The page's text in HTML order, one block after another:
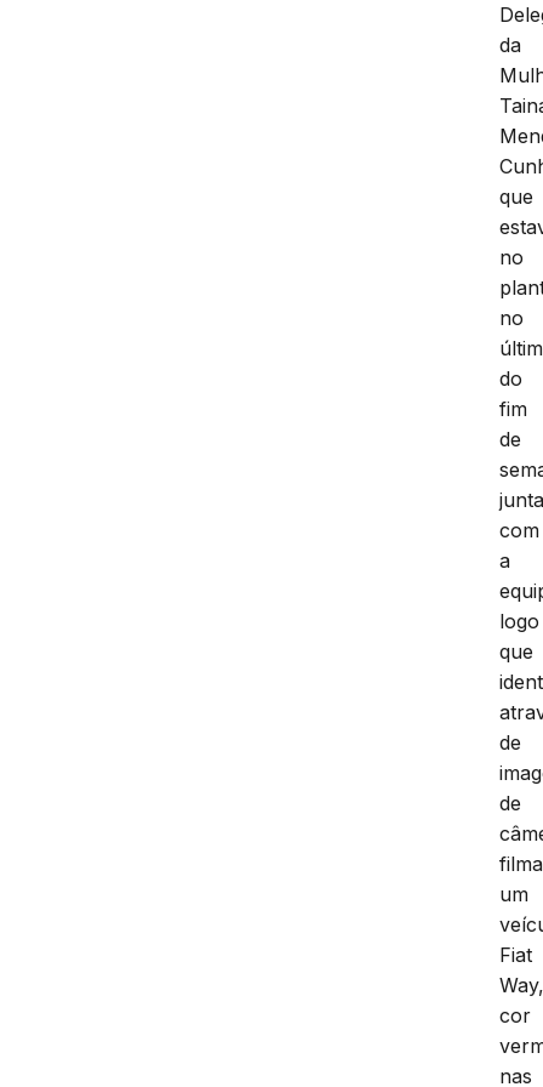
da
que
no
no
do
fim
de
com
a
logo
que
de
de
um
Fiat
cor
nas